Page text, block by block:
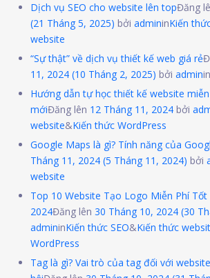
Dịch vụ SEO cho website lên topĐăng
(21 Tháng 5, 2025) bởi admininKiến
website
“Sự thật” về dịch vụ thiết kế web giá rẻ
11, 2024 (10 Tháng 2, 2025) bởi adminin
Hướng dẫn tự học thiết kế website
mớiĐăng lên 12 Tháng 11, 2024 bởi
website&Kiến thức WordPress
Google Maps là gì? Tính năng của
Tháng 11, 2024 (5 Tháng 11, 2024) bởi
website
Top 10 Website Tạo Logo Miễn Phí
2024Đăng lên 30 Tháng 10, 2024 (30
admininKiến thức SEO&Kiến thức
WordPress
Tag là gì? Vai trò của tag đối với